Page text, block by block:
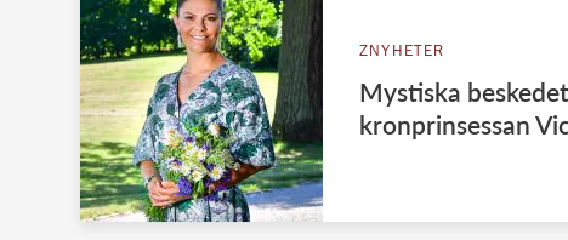
ZNYHETER
Mystiska
kronprinsessan